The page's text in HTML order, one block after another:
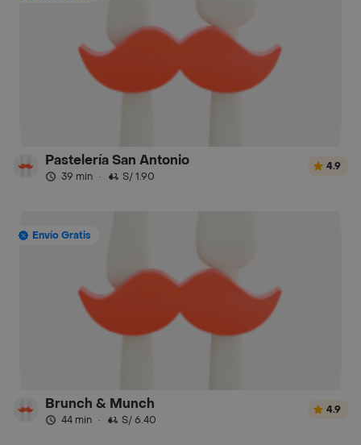
Pastelería San Antonio
39 min · S/ 1.90
4.9
Envío Gratis
Brunch & Munch
44 min · S/ 6.40
4.9